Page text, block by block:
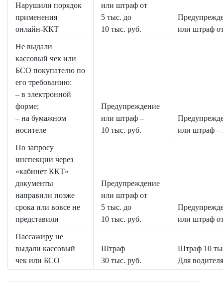
Нарушили порядок
применения
онлайн-ККТ
или штраф от
5 тыс. до
10 тыс. руб.
или штраф
Не выдали
кассовый чек или
БСО покупателю по
его требованию:
– в электронной
форме;
– на бумажном
носителе
Предупреждение
или штраф –
10 тыс. руб.
или штраф –
По запросу
инспекции через
«кабинет ККТ»
документы
направили позже
срока или вовсе не
представили
Предупреждение
или штраф от
5 тыс. до
10 тыс. руб.
или штраф
Пассажиру не
выдали кассовый
чек или БСО
Штраф
30 тыс. руб.
Штраф 10
Для